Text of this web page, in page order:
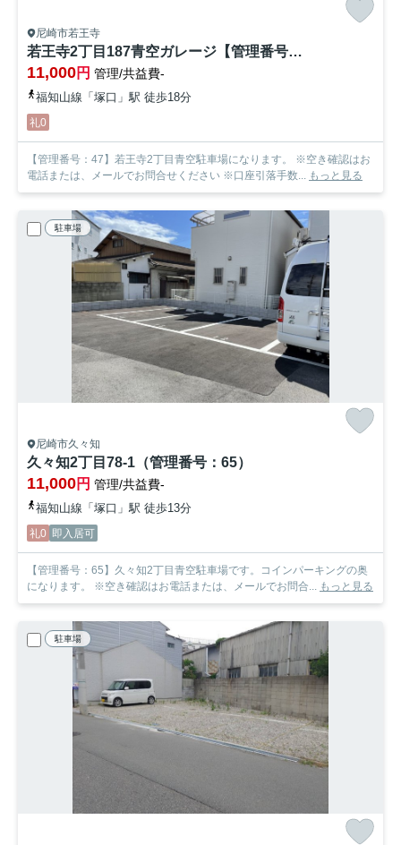
尼崎市若王寺
若王寺2丁目187青空ガレージ【管理番号47】
11,000円 管理/共益費-
福知山線「塚口」駅 徒歩18分
礼0
【管理番号：47】若王寺2丁目青空駐車場になります。 ※空き確認はお
電話または、メールでお問合せください ※口座引落手数...
もっと見る
駐車場
尼崎市久々知
久々知2丁目78-1（管理番号：65）
11,000円 管理/共益費-
福知山線「塚口」駅 徒歩13分
礼0 即入居可
【管理番号：65】久々知2丁目青空駐車場です。コインパーキングの奥
になります。 ※空き確認はお電話または、メールでお問合...
もっと見る
駐車場